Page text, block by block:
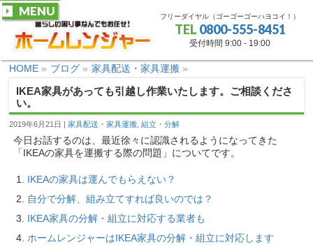
フリーダイヤル（ゴーゴーゴーハヨコイ！）
TEL 0800-555-8451
受付時間 9:00 - 19:00
MENU
HOME » ブログ » 家具配送・家具運搬 »
IKEA家具があっても引越し作業いたします。ご相談くださ
い。
2019年6月21日 家具配送・家具運搬 ,組立・分解
今日お話するのは、最近徐々に認識されるようになってきた
「IKEAの家具を運搬する際の問題」についてです。
IKEAの家具は運んでもらえない？
自分で分解、組み立てすれば良いのでは？
IKEA家具の分解・組立に対応する業者も
ホームレンジャーはIKEA家具の分解・組立に対応します